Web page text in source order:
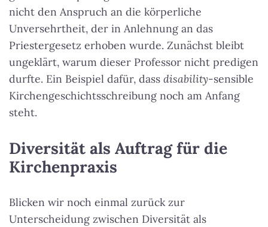
nicht den Anspruch an die körperliche
Unversehrtheit, der in Anlehnung an das
Priestergesetz erhoben wurde. Zunächst bleibt
ungeklärt, warum dieser Professor nicht predigen
durfte. Ein Beispiel dafür, dass disability-sensible
Kirchengeschichtsschreibung noch am Anfang
steht.
Diversität als Auftrag für die
Kirchenpraxis
Blicken wir noch einmal zurück zur
Unterscheidung zwischen Diversität als